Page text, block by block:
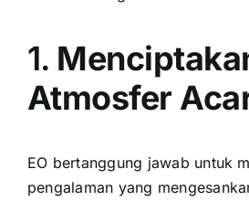
1.
Atmosfer
EO bertanggung jawab untuk
pengalaman yang